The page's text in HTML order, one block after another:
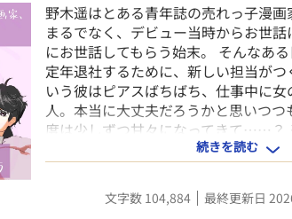
野木遥はとある青年誌の売れっ子漫
まるでなく、デビュー当時からお世
にお世話してもらう始末。 そんなあ
定年退社するために、新しい担当が
いう彼はピアスばちばち、仕事中に
人。本当に大丈夫だろうかと思いつ
度は少しずつ甘々になってきて……
画家、遊び人編集者をうっかり更生さ
編の連載版です。
https://www.alphapolis.co.jp/novel/
※小説家になろうとカクヨムとエブ
続きを読む
文字数 104,884 最終更新日